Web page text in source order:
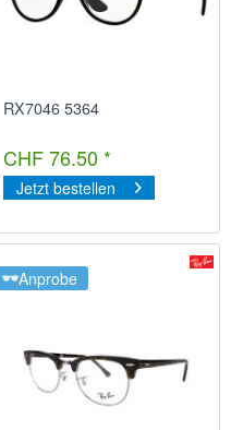
RX7046 5364
CHF 76.50 *
Jetzt bestellen
Anprobe